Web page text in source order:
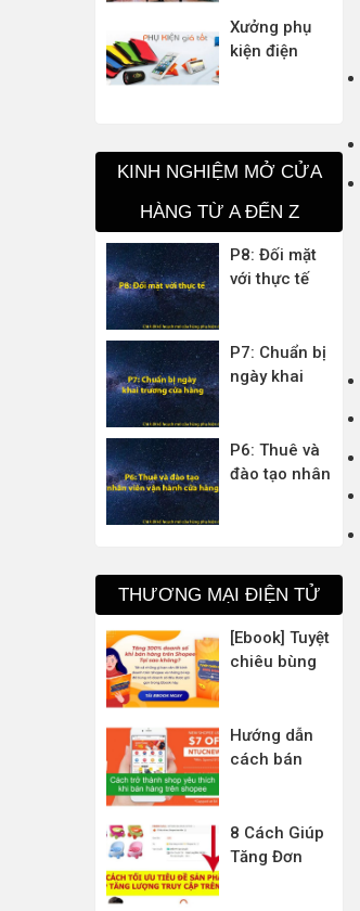
yêu thích
“trang trí”
Xưởng phụ
kiện điện
KINH NGHIỆM MỞ CỬA
HÀNG TỪ A ĐẾN Z
P8: Đối mặt
với thực tế
P7: Chuẩn bị
ngày khai
P6: Thuê và
đào tạo nhân
THƯƠNG MẠI ĐIỆN TỬ
[Ebook] Tuyệt
chiêu bùng
bí kíp bán
hàng trên
Hướng dẫn
cách bán
quả – Trở
thành Shop
8 Cách Giúp
Tăng Đơn